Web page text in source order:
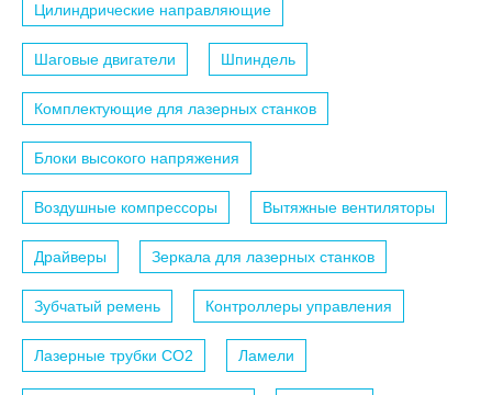
Цилиндрические направляющие
Шаговые двигатели Шпиндель
Комплектующие для лазерных станков
Блоки высокого напряжения
Воздушные компрессоры Вытяжные вентиляторы
Драйверы Зеркала для лазерных станков
Зубчатый ремень Контроллеры управления
Лазерные трубки СО2 Ламели